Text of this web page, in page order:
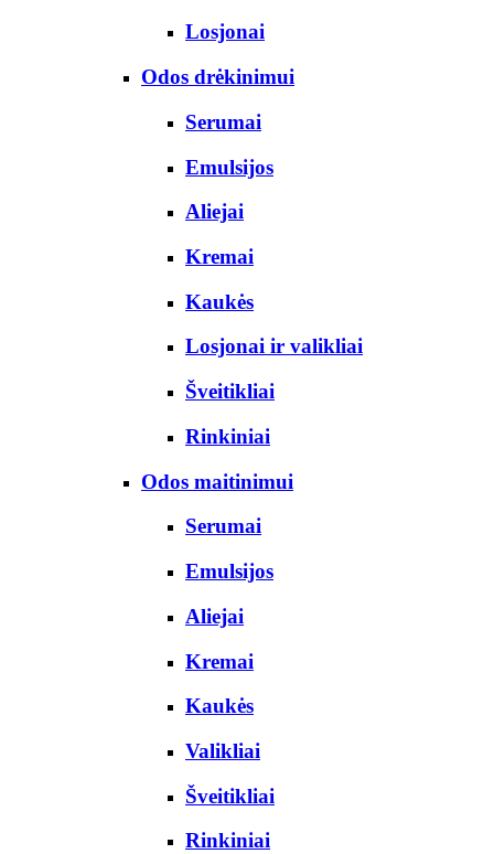
Losjonai
Odos drėkinimui
Serumai
Emulsijos
Aliejai
Kremai
Kaukės
Losjonai ir valikliai
Šveitikliai
Rinkiniai
Odos maitinimui
Serumai
Emulsijos
Aliejai
Kremai
Kaukės
Valikliai
Šveitikliai
Rinkiniai